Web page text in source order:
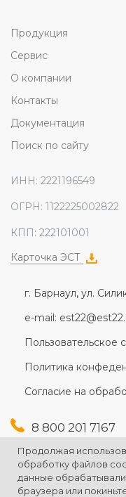
Продукция
Сервис
О компании
Контакты
Документация
Поиск по сайту
ИНН: 2221196549
ОГРН: 1122225002822
КПП: 222101001
Карточка ЭСТ
г. Барнаул, ул.
e-mail:
Пользовательское
Политика
Согласие на
8 800 201 7167
+7 (3852) 607-167
+7 (3852) 226-176
Продолжая
обработку файлов
данные
браузера или